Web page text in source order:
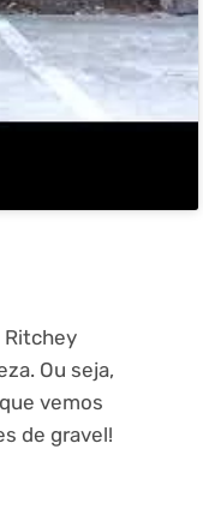
Ritchey
Ou seja,
vemos
de gravel!